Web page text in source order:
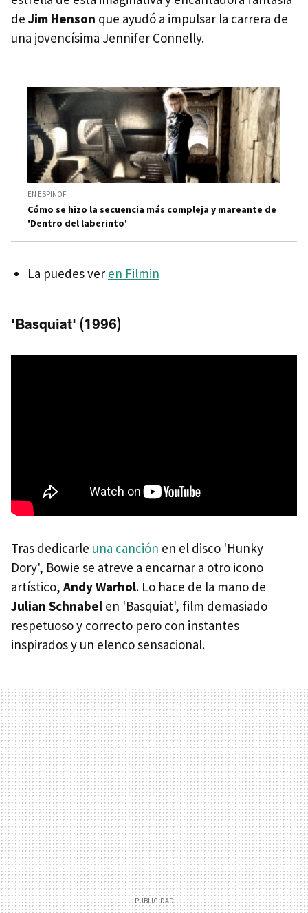
de Jim Henson que ayudó a impulsar la carrera de
una jovencísima Jennifer Connelly.
EN ESPINOF
Cómo se hizo la secuencia más compleja y mareante de
'Dentro del laberinto'
La puedes ver en Filmin
'Basquiat' (1996)
Tras dedicarle una canción en el disco 'Hunky
Dory', Bowie se atreve a encarnar a otro icono
artístico, Andy Warhol. Lo hace de la mano de
Julian Schnabel en 'Basquiat', film demasiado
respetuoso y correcto pero con instantes
inspirados y un elenco sensacional.